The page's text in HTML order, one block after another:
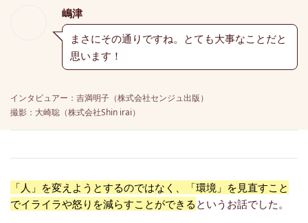
嶋津
まさにその通りですね。とても大事なことだと
思います！
インタビュアー：吉満明子（株式会社センジュ出版）
撮影：大崎聡（株式会社Shin irai）
「人」を変えようとするのではなく、「環境」を見直すこと
でイライラや怒りを減らすことができる というお話でした。